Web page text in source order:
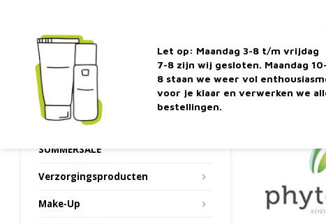
Let op: Maandag 3-8 t/m vrijdag
7-8 zijn wij gesloten. Maandag 10-
8 staan we weer vol
voor je klaar en verwerken we
bestellingen.
Categorieën
SUMMERSALE
Verzorgingsproducten
Make-Up
Home